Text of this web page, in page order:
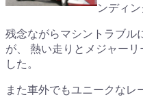
ンディン
残念ながらマシントラブル
が、 熱い走りとメジャー
した。
また車外でもユニークな